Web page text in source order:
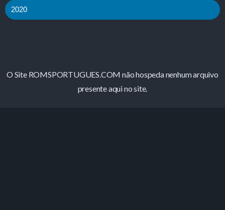
2020
O Site ROMSPORTUGUES.COM não hospeda nenhum arquivo
presente aqui no site.